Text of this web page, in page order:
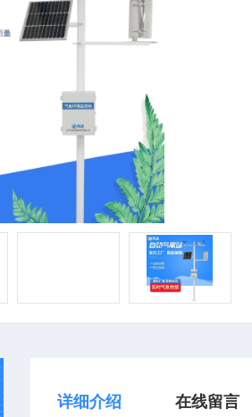
详细介绍 在线留言